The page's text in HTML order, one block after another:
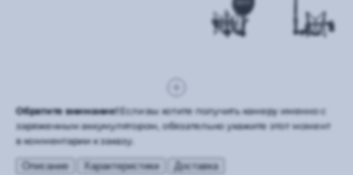
Обратите внимание!Если вы хотите получить камеру именно с
заряженным аккумулятором, обязательно укажите этот момент
в комментарии к заказу.
Описание Характеристики
Доставка